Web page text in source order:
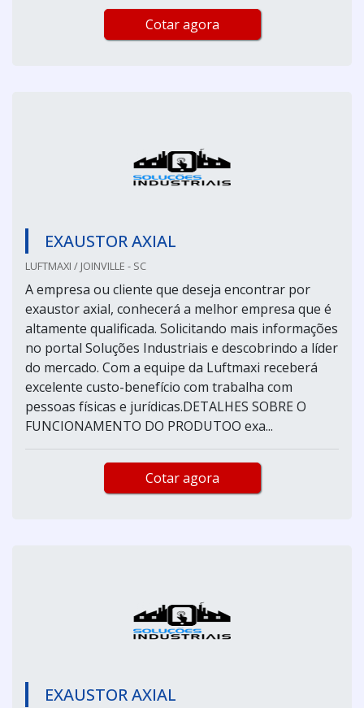
Cotar agora
EXAUSTOR AXIAL
LUFTMAXI / JOINVILLE - SC
A empresa ou cliente que deseja encontrar por
exaustor axial, conhecerá a melhor empresa que é
altamente qualificada. Solicitando mais informações
no portal Soluções Industriais e descobrindo a líder
do mercado. Com a equipe da Luftmaxi receberá
excelente custo-benefício com trabalha com
pessoas físicas e jurídicas.DETALHES SOBRE O
FUNCIONAMENTO DO PRODUTOO exa...
Cotar agora
EXAUSTOR AXIAL